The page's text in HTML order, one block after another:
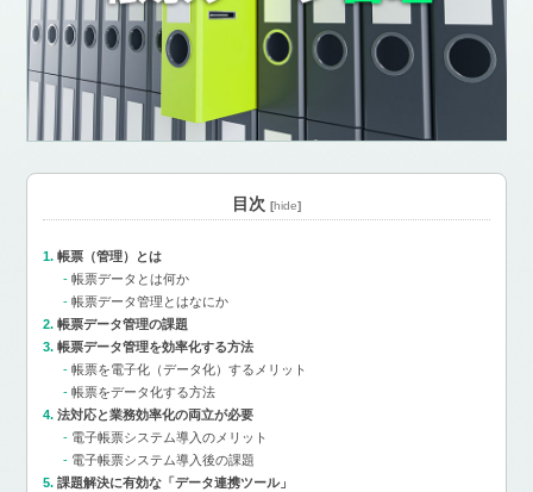
目次 [hide]
帳票（管理）とは
帳票データとは何か
帳票データ管理とはなにか
帳票データ管理の課題
帳票データ管理を効率化する方法
帳票を電子化（データ化）するメリット
帳票をデータ化する方法
法対応と業務効率化の両立が必要
電子帳票システム導入のメリット
電子帳票システム導入後の課題
課題解決に有効な「データ連携ツール」